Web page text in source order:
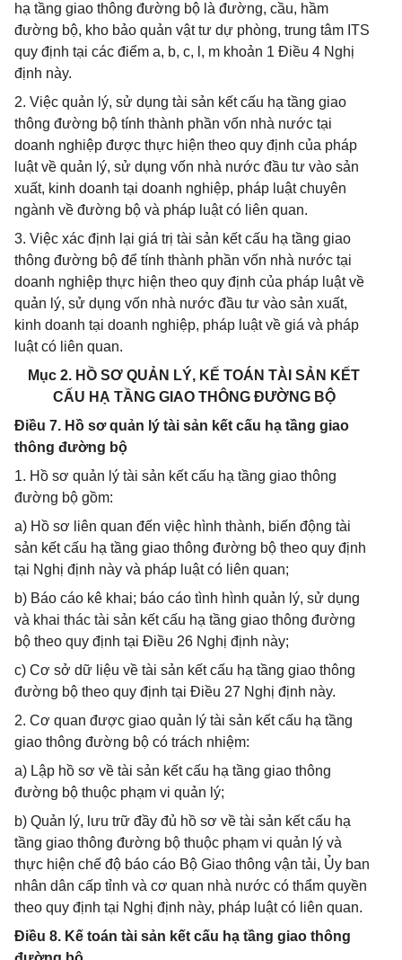
hạ tầng giao thông đường bộ là đường, cầu, hầm
đường bộ, kho bảo quản vật tư dự phòng, trung tâm ITS
quy định tại các điểm a, b, c, l, m khoản 1 Điều 4 Nghị
định này.
2. Việc quản lý, sử dụng tài sản kết cấu hạ tầng giao
thông đường bộ tính thành phần vốn nhà nước tại
doanh nghiệp được thực hiện theo quy định của pháp
luật về quản lý, sử dụng vốn nhà nước đầu tư vào sản
xuất, kinh doanh tại doanh nghiệp, pháp luật chuyên
ngành về đường bộ và pháp luật có liên quan.
3. Việc xác định lại giá trị tài sản kết cấu hạ tầng giao
thông đường bộ để tính thành phần vốn nhà nước tại
doanh nghiệp thực hiện theo quy định của pháp luật về
quản lý, sử dụng vốn nhà nước đầu tư vào sản xuất,
kinh doanh tại doanh nghiệp, pháp luật về giá và pháp
luật có liên quan.
Mục 2. HỒ SƠ QUẢN LÝ, KẾ TOÁN TÀI SẢN KẾT
CẤU HẠ TẦNG GIAO THÔNG ĐƯỜNG BỘ
Điều 7. Hồ sơ quản lý tài sản kết cấu hạ tầng giao
thông đường bộ
1. Hồ sơ quản lý tài sản kết cấu hạ tầng giao thông
đường bộ gồm:
a) Hồ sơ liên quan đến việc hình thành, biến động tài
sản kết cấu hạ tầng giao thông đường bộ theo quy định
tại Nghị định này và pháp luật có liên quan;
b) Báo cáo kê khai; báo cáo tình hình quản lý, sử dụng
và khai thác tài sản kết cấu hạ tầng giao thông đường
bộ theo quy định tại Điều 26 Nghị định này;
c) Cơ sở dữ liệu về tài sản kết cấu hạ tầng giao thông
đường bộ theo quy định tại Điều 27 Nghị định này.
2. Cơ quan được giao quản lý tài sản kết cấu hạ tầng
giao thông đường bộ có trách nhiệm:
a) Lập hồ sơ về tài sản kết cấu hạ tầng giao thông
đường bộ thuộc phạm vi quản lý;
b) Quản lý, lưu trữ đầy đủ hồ sơ về tài sản kết cấu hạ
tầng giao thông đường bộ thuộc phạm vi quản lý và
thực hiện chế độ báo cáo Bộ Giao thông vận tải, Ủy ban
nhân dân cấp tỉnh và cơ quan nhà nước có thẩm quyền
theo quy định tại Nghị định này, pháp luật có liên quan.
Điều 8. Kế toán tài sản kết cấu hạ tầng giao thông